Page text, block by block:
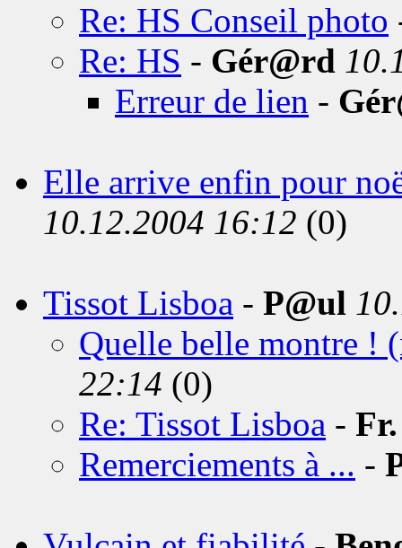
Re: HS Conseil photo
Re: HS - Gér@rd
Erreur de lien -
Elle arrive enfin pour
10.12.2004 16:12 (0)
Tissot Lisboa - P@ul
Quelle belle montre !
22:14 (0)
Re: Tissot Lisboa - Fr.
Remerciements à ... -